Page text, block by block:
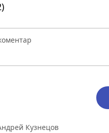
Кузнецов